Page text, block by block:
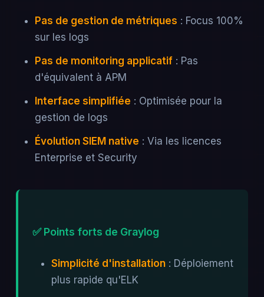
Pas de gestion de métriques : Focus 100%
sur les logs
Pas de monitoring applicatif: Pas
d'équivalent à APM
Interface simplifiée : Optimisée pour la
gestion de logs
Évolution SIEM native : Via les licences
Enterprise et Security
✅ Points forts de Graylog
Simplicité d'installation: Déploiement
plus rapide qu'ELK